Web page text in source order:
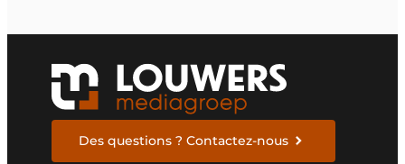
Des questions ? Contactez-nous